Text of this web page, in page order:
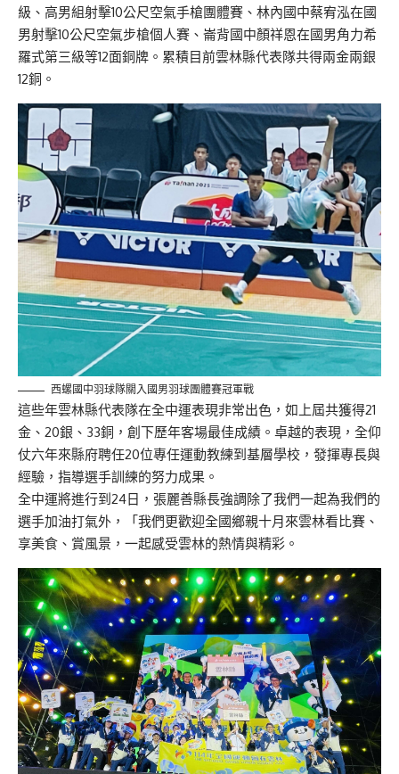
級、高男組射擊10公尺空氣手槍團體賽、林內國中蔡宥泓在國
男射擊10公尺空氣步槍個人賽、崙背國中顏祥恩在國男角力希
羅式第三級等12面銅牌。累積目前雲林縣代表隊共得兩金兩銀
12銅。
西螺國中羽球隊關入國男羽球團體賽冠軍戰
這些年雲林縣代表隊在全中運表現非常出色，如上屆共獲得21
金、20銀、33銅，創下歷年客場最佳成績。卓越的表現，全仰
仗六年來縣府聘任20位專任運動教練到基層學校，發揮專長與
經驗，指導選手訓練的努力成果。
全中運將進行到24日，張麗善縣長強調除了我們一起為我們的
選手加油打氣外，「我們更歡迎全國鄉親十月來雲林看比賽、
享美食、賞風景，一起感受雲林的熱情與精彩。